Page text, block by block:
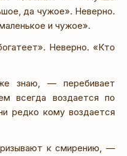
да чужое». Неверно.
и чужое».
Неверно. «Кто
знаю, — перебивает
всегда воздается по
редко кому воздается
к смирению, —